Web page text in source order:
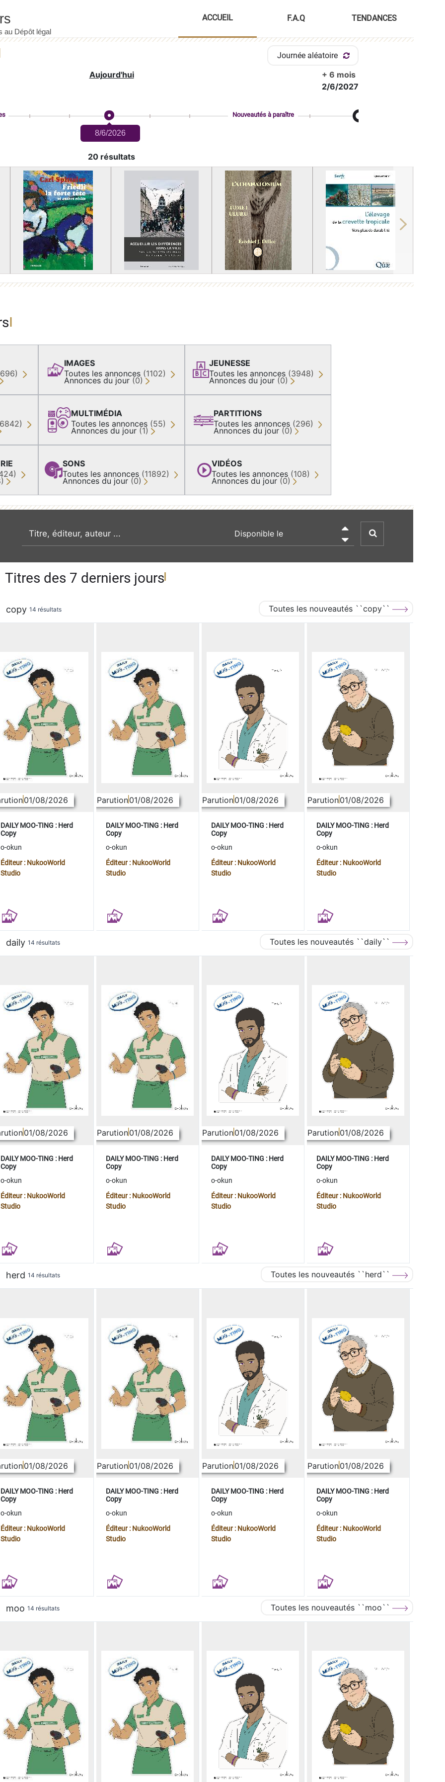
ACCUEIL F.A.Q TENDANCES
Journée aléatoire
Aujourd'hui
+ 6 mois
2/6/2027
8/6/2026
Nouveautés à paraître
20 résultats
Next
IMAGES
Toutes les annonces (1102)
Annonces du jour (0)
MULTIMÉDIA
Toutes les annonces (55)
Annonces du jour (1)
SONS
Toutes les annonces (11892)
Annonces du jour (0)
JEUNESSE
Toutes les annonces (3948)
Annonces du jour (0)
PARTITIONS
Toutes les annonces (296)
Annonces du jour (0)
VIDÉOS
Toutes les annonces (108)
Annonces du jour (0)
recherche par mot clé

Titres des 7 derniers jours
copy 14 résultats Toutes les nouveautés ``copy``
01/08/2026
DAILY MOO-TING : Herd
Copy
o-okun
Éditeur : NukooWorld
Studio
Parution01/08/2026
DAILY MOO-TING : Herd
Copy
o-okun
Éditeur : NukooWorld
Studio
Parution01/08/2026
DAILY MOO-TING : Herd
Copy
o-okun
Éditeur : NukooWorld
Studio
Parution01/08/2026
DAILY MOO-TING : Herd
Copy
o-okun
Éditeur : NukooWorld
Studio
daily 14 résultats Toutes les nouveautés ``daily``
01/08/2026
DAILY MOO-TING : Herd
Copy
o-okun
Éditeur : NukooWorld
Studio
Parution01/08/2026
DAILY MOO-TING : Herd
Copy
o-okun
Éditeur : NukooWorld
Studio
Parution01/08/2026
DAILY MOO-TING : Herd
Copy
o-okun
Éditeur : NukooWorld
Studio
Parution01/08/2026
DAILY MOO-TING : Herd
Copy
o-okun
Éditeur : NukooWorld
Studio
herd 14 résultats Toutes les nouveautés ``herd``
01/08/2026
DAILY MOO-TING : Herd
Copy
o-okun
Éditeur : NukooWorld
Studio
Parution01/08/2026
DAILY MOO-TING : Herd
Copy
o-okun
Éditeur : NukooWorld
Studio
Parution01/08/2026
DAILY MOO-TING : Herd
Copy
o-okun
Éditeur : NukooWorld
Studio
Parution01/08/2026
DAILY MOO-TING : Herd
Copy
o-okun
Éditeur : NukooWorld
Studio
moo 14 résultats Toutes les nouveautés ``moo``